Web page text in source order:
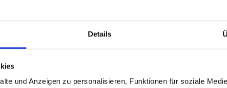
Details
und Anzeigen zu personalisieren, Funktionen für soziale
mit Familie und Freunden oder ein Glas
perfekten Rahmen für unvergessliche Momente.
Wilhelm und den Fernsehturm, der dieser
verleiht. Sollte das Wetter einmal nicht
der Ihnen zu jeder Jahreszeit einen